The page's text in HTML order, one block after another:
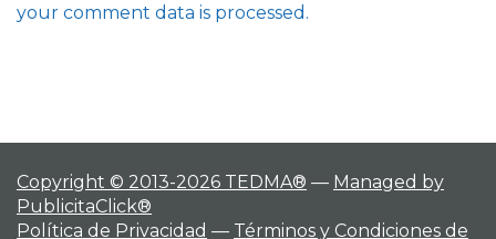
your comment data is processed.
Copyright © 2013-2026 TEDMA® — Managed by
PublicitaClick®
Política de Privacidad — Términos y Condiciones de